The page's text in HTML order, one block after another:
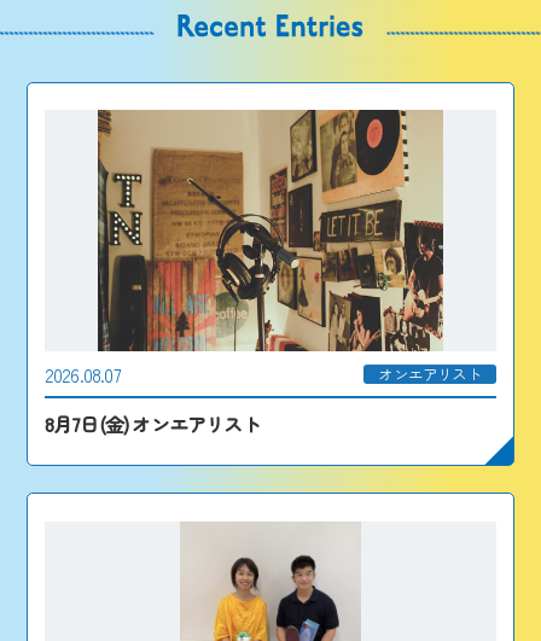
2026.08.07 オンエアリスト
8月7日(金) オンエアリスト